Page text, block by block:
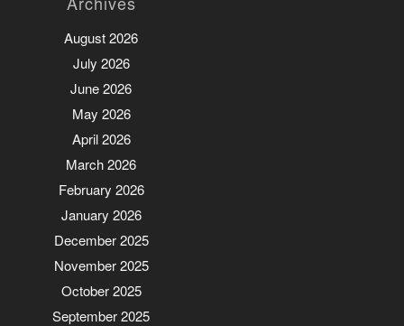
Archives
August 2026
July 2026
June 2026
May 2026
April 2026
March 2026
February 2026
January 2026
December 2025
November 2025
October 2025
September 2025